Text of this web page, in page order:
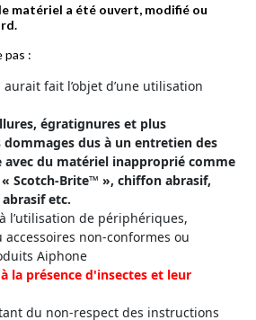
matériel a été ouvert, modifié ou
pas :
fait l’objet d’une utilisation
égratignures et plus
dus à un entretien des
du matériel inapproprié comme
Scotch-Brite™ », chiffon abrasif,
etc.
l’utilisation de périphériques,
accessoires non-conformes ou
Aiphone
la présence d'insectes et leur
du non-respect des instructions